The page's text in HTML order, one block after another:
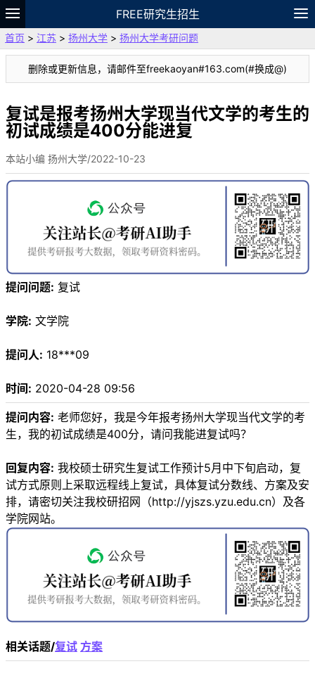
FREE研究生招生
题库
故事 专题 APP 笔记
VIP
资料
首页 > 江苏 > 扬州大学 > 扬州大学考研问题
删除或更新信息，请邮件至freekaoyan#163.com(#换成@)
复试是报考扬州大学现当代文学的考生的
初试成绩是400分能进复
本站小编 扬州大学/2022-10-23
提问问题: 复试
学院: 文学院
提问人: 18***09
时间: 2020-04-28 09:56
提问内容: 老师您好，我是今年报考扬州大学现当代文学的考
生，我的初试成绩是400分，请问我能进复试吗？
回复内容: 我校硕士研究生复试工作预计5月中下旬启动，复
试方式原则上采取远程线上复试，具体复试分数线、方案及安
排，请密切关注我校研招网（http://yjszs.yzu.edu.cn）及各
学院网站。
相关话题/复试 方案